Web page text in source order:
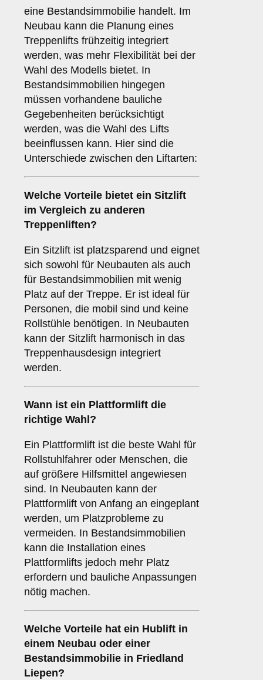
eine Bestandsimmobilie handelt. Im
Neubau kann die Planung eines
Treppenlifts frühzeitig integriert
werden, was mehr Flexibilität bei der
Wahl des Modells bietet. In
Bestandsimmobilien hingegen
müssen vorhandene bauliche
Gegebenheiten berücksichtigt
werden, was die Wahl des Lifts
beeinflussen kann. Hier sind die
Unterschiede zwischen den Liftarten:
Welche Vorteile bietet ein Sitzlift
im Vergleich zu anderen
Treppenliften?
Ein Sitzlift ist platzsparend und eignet
sich sowohl für Neubauten als auch
für Bestandsimmobilien mit wenig
Platz auf der Treppe. Er ist ideal für
Personen, die mobil sind und keine
Rollstühle benötigen. In Neubauten
kann der Sitzlift harmonisch in das
Treppenhausdesign integriert
werden.
Wann ist ein Plattformlift die
richtige Wahl?
Ein Plattformlift ist die beste Wahl für
Rollstuhlfahrer oder Menschen, die
auf größere Hilfsmittel angewiesen
sind. In Neubauten kann der
Plattformlift von Anfang an eingeplant
werden, um Platzprobleme zu
vermeiden. In Bestandsimmobilien
kann die Installation eines
Plattformlifts jedoch mehr Platz
erfordern und bauliche Anpassungen
nötig machen.
Welche Vorteile hat ein Hublift in
einem Neubau oder einer
Bestandsimmobilie in Friedland
Liepen?